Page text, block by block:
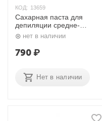
КОД: 13659
Сахарная паста для
депиляции средне-
плотная с желтком и
маслом оливы 750 мл.
Frezy Gran'd
нет в наличии
790₽
Нет в наличии